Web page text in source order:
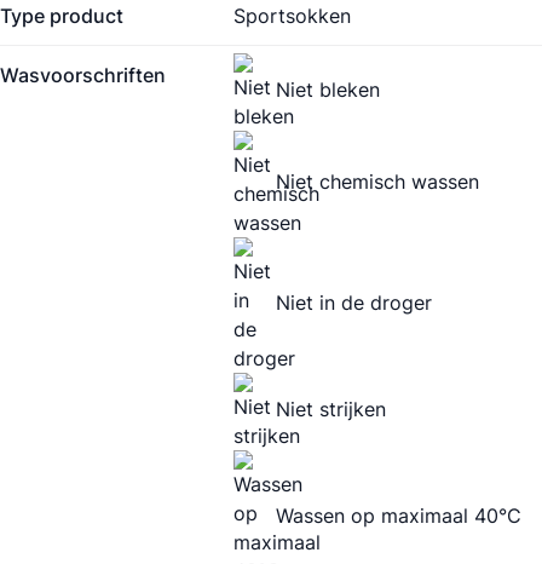
Type product Sportsokken
Wasvoorschriften
Niet bleken
Niet chemisch wassen
Niet in de droger
Niet strijken
Wassen op maximaal 40°C